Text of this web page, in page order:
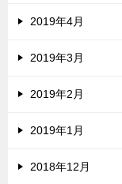
2019年4月
2019年3月
2019年2月
2019年1月
2018年12月